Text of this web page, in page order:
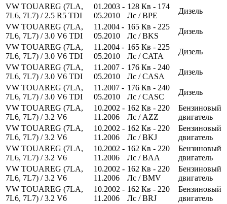
VW TOUAREG (7LA,
7L6, 7L7) / 2.5 R5 TDI
01.2003 -
05.2010
128 Кв - 174
Лс / BPE
Дизель
VW TOUAREG (7LA,
7L6, 7L7) / 3.0 V6 TDI
11.2004 -
05.2010
165 Кв - 225
Лс / BKS
Дизель
VW TOUAREG (7LA,
7L6, 7L7) / 3.0 V6 TDI
11.2004 -
05.2010
165 Кв - 225
Лс / CATA
Дизель
VW TOUAREG (7LA,
7L6, 7L7) / 3.0 V6 TDI
11.2007 -
05.2010
176 Кв - 240
Лс / CASA
Дизель
VW TOUAREG (7LA,
7L6, 7L7) / 3.0 V6 TDI
11.2007 -
05.2010
176 Кв - 240
Лс / CASC
Дизель
VW TOUAREG (7LA,
7L6, 7L7) / 3.2 V6
10.2002 -
11.2006
162 Кв - 220
Лс / AZZ
Бензиновый
двигатель
VW TOUAREG (7LA,
7L6, 7L7) / 3.2 V6
10.2002 -
11.2006
162 Кв - 220
Лс / BKJ
Бензиновый
двигатель
VW TOUAREG (7LA,
7L6, 7L7) / 3.2 V6
10.2002 -
11.2006
162 Кв - 220
Лс / BAA
Бензиновый
двигатель
VW TOUAREG (7LA,
7L6, 7L7) / 3.2 V6
10.2002 -
11.2006
162 Кв - 220
Лс / BMV
Бензиновый
двигатель
VW TOUAREG (7LA,
7L6, 7L7) / 3.2 V6
10.2002 -
11.2006
162 Кв - 220
Лс / BRJ
Бензиновый
двигатель